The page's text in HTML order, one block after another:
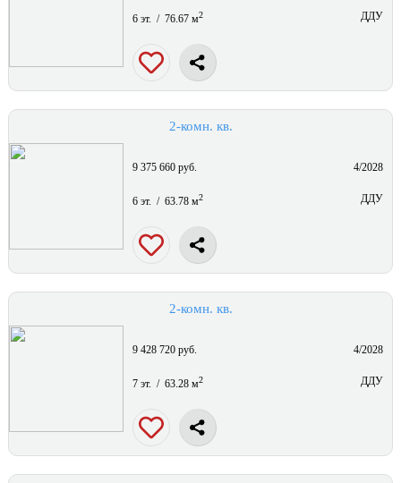
6 эт. / 76.67 м2 ДДУ
2-комн. кв.
9 375 660 руб. 4/2028
6 эт. / 63.78 м2 ДДУ
2-комн. кв.
9 428 720 руб. 4/2028
7 эт. / 63.28 м2 ДДУ